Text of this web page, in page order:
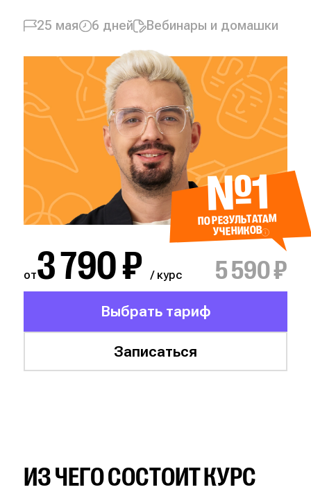
25 мая 6 дней Вебинары и домашки
№1
ПО РЕЗУЛЬТАТАМ
УЧЕНИКОВ
Выбрать тариф
Записаться
от3 790 ₽ / курс 5 590 ₽
ИЗ ЧЕГО СОСТОИТ КУРС